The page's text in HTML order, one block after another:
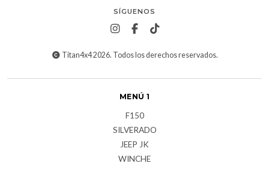
SÍGUENOS
Titan4x4 2026. Todos los derechos reservados.
MENÚ 1
F150
SILVERADO
JEEP JK
WINCHE